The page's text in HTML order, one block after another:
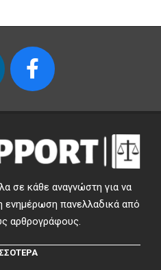
σε κάθε αναγνώστη για να
ενημέρωση πανελλαδικά από
αρθρογράφους.